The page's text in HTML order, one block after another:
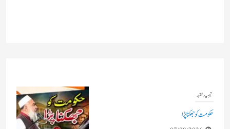
ملکی خبریں
راجیہ سبھا میں اپوزیشن کا ہنگامہ، چیئرمین نے امت شاہ کی
موجودگی کے مطالبے پر حکومت کو غور کا مشورہ دیا